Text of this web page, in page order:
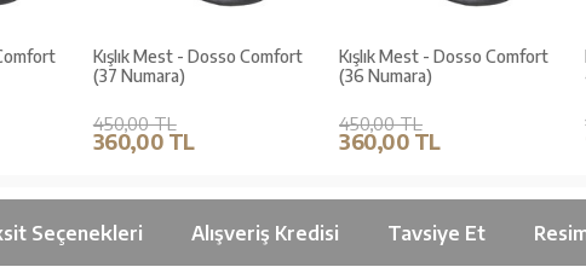
Kışlık Mest - Dosso Comfort
(37 Numara)
450,00 TL
360,00 TL
Kışlık Mest - Dosso Comfort
(36 Numara)
450,00 TL
360,00 TL
Seçenekleri Alışveriş Kredisi Tavsiye Et